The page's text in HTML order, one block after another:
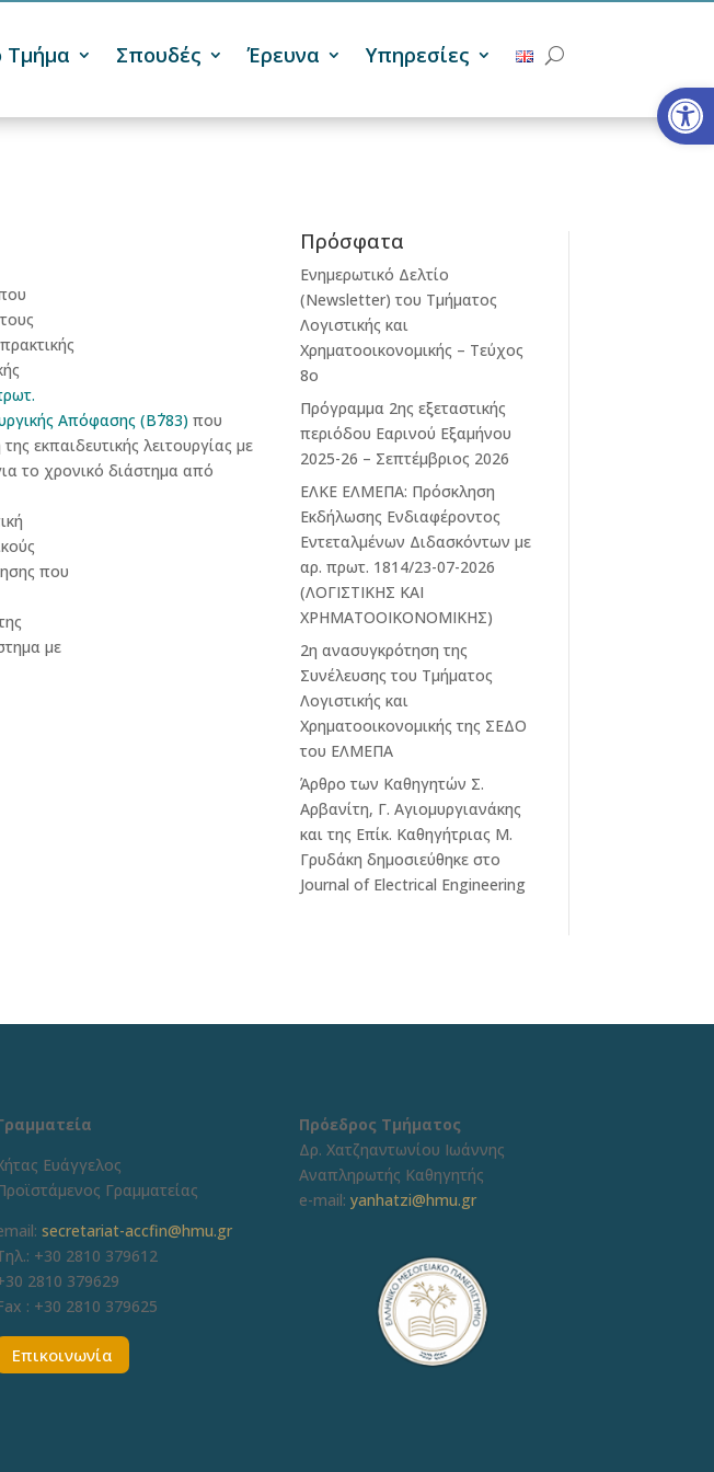
Τμήμα Σπουδές Έρευνα Υπηρεσίες
Απόφασης (Β΄783) που
εκπαιδευτικής λειτουργίας με
το χρονικό διάστημα από
που
με
Πρόσφατα
Ενημερωτικό Δελτίο
(Newsletter) του Τμήματος
Λογιστικής και
Χρηματοοικονομικής – Τεύχος
8ο
Πρόγραμμα 2ης εξεταστικής
περιόδου Eαρινού Eξαμήνου
2025-26 – Σεπτέμβριος 2026
ΕΛΚΕ ΕΛΜΕΠΑ: Πρόσκληση
Εκδήλωσης Ενδιαφέροντος
Εντεταλμένων Διδασκόντων με
αρ. πρωτ. 1814/23-07-2026
(ΛΟΓΙΣΤΙΚΗΣ ΚΑΙ
ΧΡΗΜΑΤΟΟΙΚΟΝΟΜΙΚΗΣ)
2η ανασυγκρότηση της
Συνέλευσης του Τμήματος
Λογιστικής και
Χρηματοοικονομικής της ΣΕΔΟ
του ΕΛΜΕΠΑ
Άρθρο των Καθηγητών Σ.
Αρβανίτη, Γ. Αγιομυργιανάκης
και της Επίκ. Καθηγήτριας Μ.
Γρυδάκη δημοσιεύθηκε στο
Journal of Electrical Engineering
Ευάγγελος
Γραμματείας
secretariat-accfin@hmu.gr
+30 2810 379612
2810 379629
: +30 2810 379625
Επικοινωνία
Πρόεδρος Τμήματος
Δρ. Χατζηαντωνίου Ιωάννης
Αναπληρωτής Καθηγητής
e-mail: yanhatzi@hmu.gr